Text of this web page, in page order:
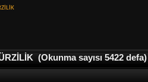
(Okunma sayısı 5422 defa)